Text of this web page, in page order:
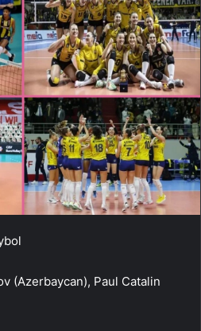
(Azerbaycan), Paul Catalin